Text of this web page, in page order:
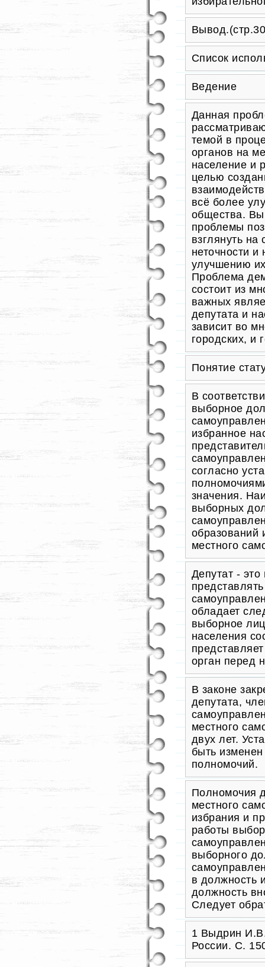
Список
Ведение
Данная
темой в
органов на
население и
целью
всё более
общества.
проблемы
взглянуть
неточности и
улучшению
Проблема
состоит из
важных
депутата и
зависит во
городских, и
Понятие
В
выборное
избранное
согласно
значения.
выборных
образований
местного
Депутат -
обладает
выборное
населения
орган перед
В законе
депутата,
местного
двух лет.
быть
полномочий.
Полномочия
местного
избрания и
работы
выборного
в должность
должность
Следует
1 Выдрин
России. С.